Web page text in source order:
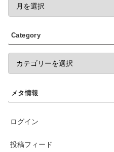
Category
メタ情報
ログイン
投稿フィード